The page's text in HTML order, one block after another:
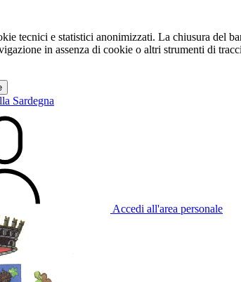
tecnici e statistici anonimizzati. La chiusura del
in assenza di cookie o altri strumenti di
Sardegna
Accedi all'area personale